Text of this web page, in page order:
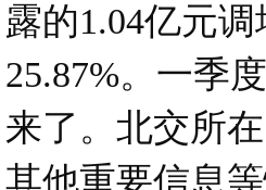
露的1.04亿元
25.87%。一季
来了。北交所
其他重要信息